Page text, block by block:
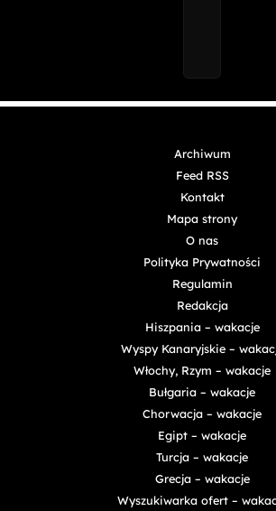
Archiwum
Feed RSS
Kontakt
Mapa strony
O nas
Polityka Prywatności
Regulamin
Redakcja
Hiszpania – wakacje
Wyspy Kanaryjskie –
Włochy, Rzym – wakacje
Bułgaria – wakacje
Chorwacja – wakacje
Egipt – wakacje
Turcja – wakacje
Grecja – wakacje
Wyszukiwarka ofert –